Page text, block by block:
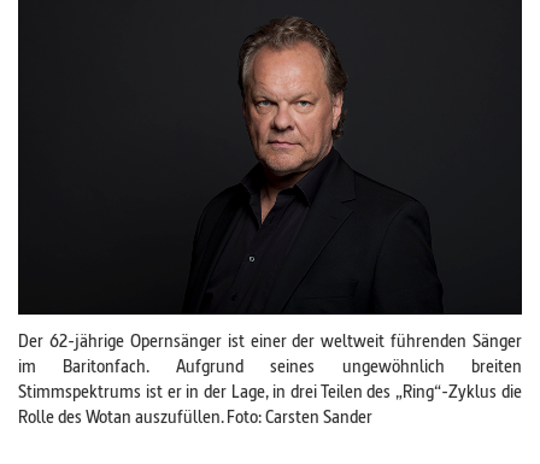
Der 62-jährige Opernsänger ist einer der weltweit führenden Sänger
im Baritonfach. Aufgrund seines ungewöhnlich breiten
Stimmspektrums ist er in der Lage, in drei Teilen des „Ring“-Zyklus die
Rolle des Wotan auszufüllen. Foto: Carsten Sander